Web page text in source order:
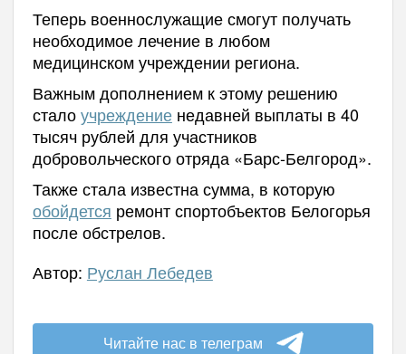
Теперь военнослужащие смогут получать
необходимое лечение в любом
медицинском учреждении региона.
Важным дополнением к этому решению
сталоучреждениенедавней выплаты в 40
тысяч рублей для участников
добровольческого отряда «Барс-Белгород».
Также стала известна сумма, в которую
обойдется ремонт спортобъектов Белогорья
после обстрелов.
Автор: Руслан Лебедев
Читайте нас в телеграм